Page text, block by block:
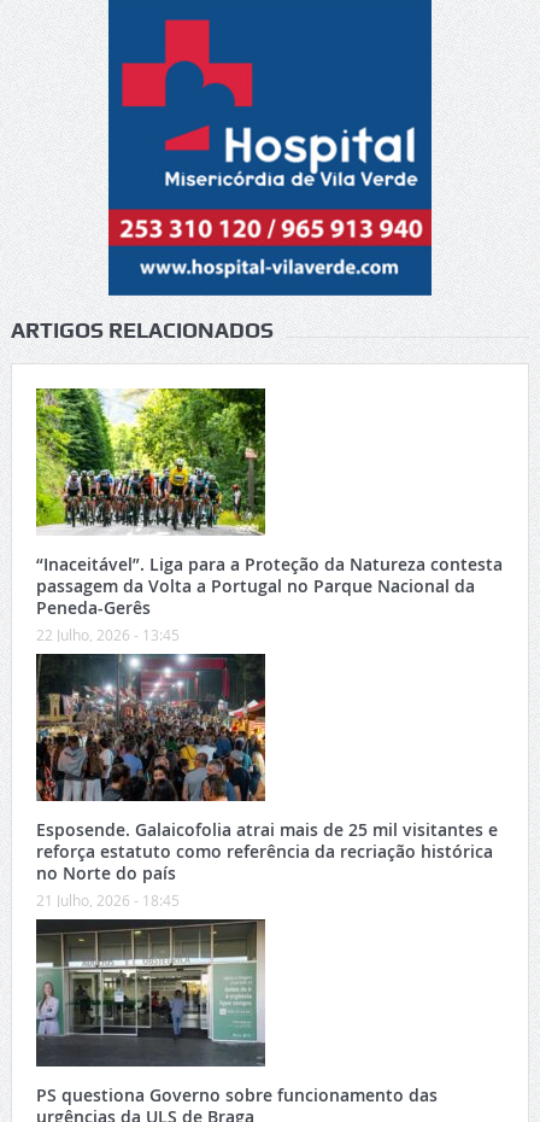
ARTIGOS RELACIONADOS
“Inaceitável”. Liga para a Proteção da Natureza contesta
passagem da Volta a Portugal no Parque Nacional da
Peneda-Gerês
22 Julho, 2026 - 13:45
Esposende. Galaicofolia atrai mais de 25 mil visitantes e
reforça estatuto como referência da recriação histórica
no Norte do país
21 Julho, 2026 - 18:45
PS questiona Governo sobre funcionamento das
urgências da ULS de Braga